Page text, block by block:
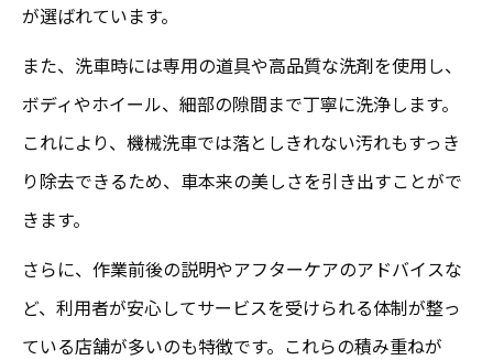
が選ばれています。
また、洗車時には専用の道具や高品質な洗剤を使用し、
ボディやホイール、細部の隙間まで丁寧に洗浄します。
これにより、機械洗車では落としきれない汚れもすっき
り除去できるため、車本来の美しさを引き出すことがで
きます。
さらに、作業前後の説明やアフターケアのアドバイスな
ど、利用者が安心してサービスを受けられる体制が整っ
ている店舗が多いのも特徴です。これらの積み重ねが